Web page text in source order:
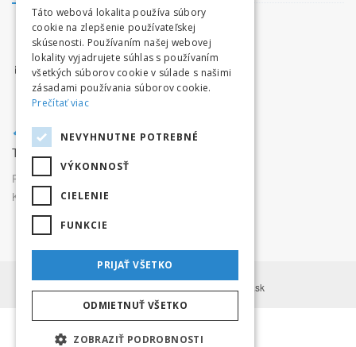
facebook.com/tatryvpohybe
www.tatryvpohybe.sk
info@tatryvpohybe.sk
Tatryvpohybe.sk je súčasťou pretekaj.sk
Prevádzkovateľ:
Karpatská 3256/15, 05801 Poprad
2026 © All Rights Reserved. Pretekaj.sk
Táto webová lokalita používa súbory
cookie na zlepšenie používateľskej
skúsenosti. Používaním našej webovej
lokality vyjadrujete súhlas s používaním
všetkých súborov cookie v súlade s našimi
zásadami používania súborov cookie.
Prečítať viac
NEVYHNUTNE POTREBNÉ
VÝKONNOSŤ
CIELENIE
FUNKCIE
PRIJAŤ VŠETKO
ODMIETNUŤ VŠETKO
ZOBRAZIŤ PODROBNOSTI